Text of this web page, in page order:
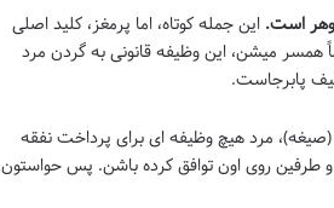
است. این جمله کوتاه، اما پرمغز، کلید اصلی
میشن، این وظیفه قانونی به گردن مرد
پابرجاست.
مرد هیچ وظیفه ای برای پرداخت نفقه
طرفین روی اون توافق کرده باشن. پس حواستون